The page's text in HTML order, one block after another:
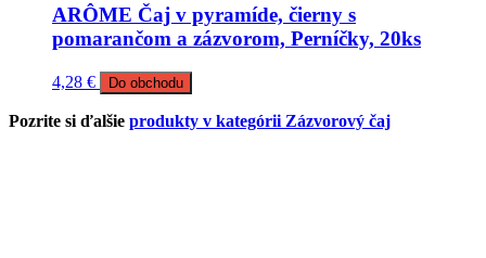
ARÔME Čaj v pyramíde, čierny s
pomarančom a zázvorom, Perníčky, 20ks
4,28 € Do obchodu
Pozrite si ďalšie produkty v kategórii Zázvorový čaj